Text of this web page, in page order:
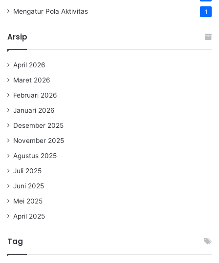
Mengatur Pola Aktivitas 1
Arsip
April 2026
Maret 2026
Februari 2026
Januari 2026
Desember 2025
November 2025
Agustus 2025
Juli 2025
Juni 2025
Mei 2025
April 2025
Tag